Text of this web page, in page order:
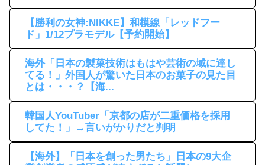
【勝利の女神:NIKKE】和模線「レッドフー
ド」1/12プラモデル【予約開始】
海外「日本の製菓技術はもはや芸術の域に達し
てる！」外国人が驚いた日本のお菓子の見た目
とは・・・？【海...
韓国人YouTuber「京都の店が二重価格を採用
してた！」→言いがかりだと判明
【海外】「日本を創った男たち」日本の9大企